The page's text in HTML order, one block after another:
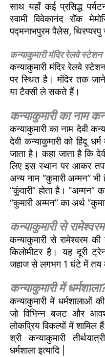
साथ यहाँ कई प्रसिद्ध
स्वामी विवेकानंद रॉक
पद्मनाभपुरम पैलेस, थिरप्परपु
कन्याकुमारी मंदिर रेलवे
कन्याकुमारी मंदिर रेलवे
पर स्थित है। मंदिर तक
या टैक्सी ले सकते हैं।
कन्याकुमारी का नाम
कन्याकुमारी का नाम देवी
देवी कन्याकुमारी को हिंदू
जाता है। कहा जाता है कि
लिए इस स्थान पर आकर
अन्य नाम “कुमारी अम्मन” भी
“कुंवारी” होता है। “अम्मन”
“कुमारी अम्मन” का अर्थ
कन्याकुमारी से
कन्याकुमारी से रामेश्वरम
किलोमीटर है। यह दूरी
जहाज से लगभग 1 घंटे में तय
कन्याकुमारी में
कन्याकुमारी में धर्मशालाओं
जो विभिन्न बजट और
लोकप्रिय विकल्पों में शामिल
श्री कन्याकुमारी
धर्मशाला इत्यादि |